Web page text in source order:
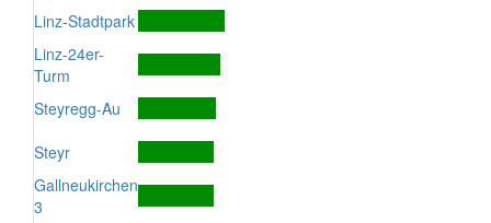
Linz-Stadtpark
Linz-24er-
Turm
Steyregg-Au
Steyr
Gallneukirchen
3